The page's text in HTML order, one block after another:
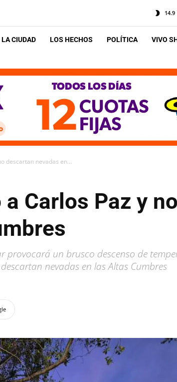
14.9
LA CIUDAD LOS HECHOS POLÍTICA VIVO
descartan nevadas en...
Carlos Paz y
provocará un brusco descenso de
nevadas en las Altas Cumbres